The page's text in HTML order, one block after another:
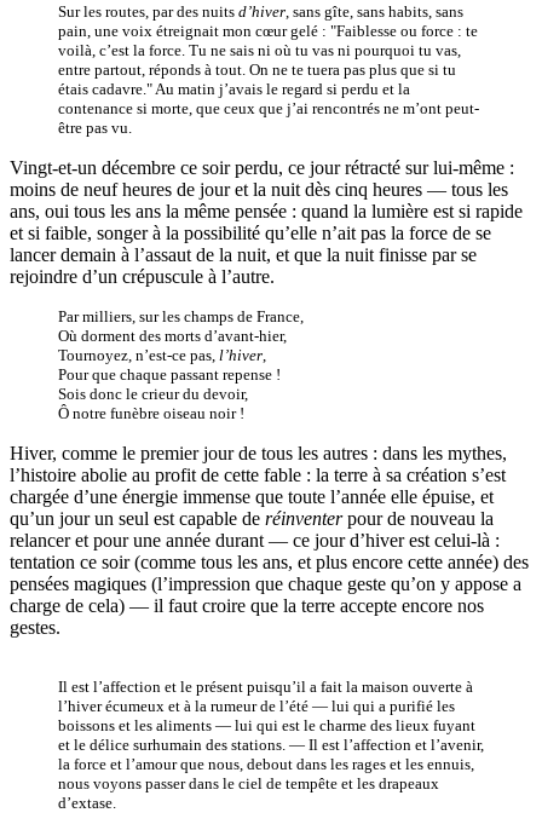
Sur les routes, par des nuits d’hiver , sans gîte, sans habits, sans
pain, une voix étreignait mon cœur gelé : "Faiblesse ou force : te
voilà, c’est la force. Tu ne sais ni où tu vas ni pourquoi tu vas,
entre partout, réponds à tout. On ne te tuera pas plus que si tu
étais cadavre." Au matin j’avais le regard si perdu et la
contenance si morte, que ceux que j’ai rencontrés ne m’ont peut-
être pas vu.
Vingt-et-un décembre ce soir perdu, ce jour rétracté sur lui-même :
moins de neuf heures de jour et la nuit dès cinq heures — tous les
ans, oui tous les ans la même pensée : quand la lumière est si rapide
et si faible, songer à la possibilité qu’elle n’ait pas la force de se
lancer demain à l’assaut de la nuit, et que la nuit finisse par se
rejoindre d’un crépuscule à l’autre.
Par milliers, sur les champs de France,
Où dorment des morts d’avant-hier,
Tournoyez, n’est-ce pas, l’hiver
Pour que chaque passant repense !
Sois donc le crieur du devoir,
Ô notre funèbre oiseau noir !
Hiver, comme le premier jour de tous les autres : dans les mythes,
l’histoire abolie au profit de cette fable : la terre à sa création s’est
chargée d’une énergie immense que toute l’année elle épuise, et
qu’un jour un seul est capable de réinventerpour de nouveau la
relancer et pour une année durant — ce jour d’hiver est celui-là :
tentation ce soir (comme tous les ans, et plus encore cette année) des
pensées magiques (l’impression que chaque geste qu’on y appose a
charge de cela) — il faut croire que la terre accepte encore nos
gestes.
Il est l’affection et le présent puisqu’il a fait la maison ouverte à
l’hiver écumeux et à la rumeur de l’été — lui qui a purifié les
boissons et les aliments — lui qui est le charme des lieux fuyant
et le délice surhumain des stations. — Il est l’affection et l’avenir,
la force et l’amour que nous, debout dans les rages et les ennuis,
nous voyons passer dans le ciel de tempête et les drapeaux
d’extase.